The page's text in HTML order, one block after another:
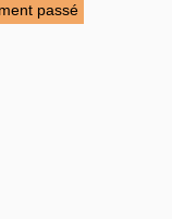
passé